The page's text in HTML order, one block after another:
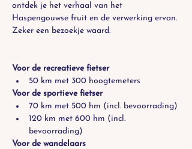
ontdek je het verhaal van het
Haspengouwse fruit en de verwerking ervan.
Zeker een bezoekje waard.
Voor de recreatieve fietser
50 km met 300 hoogtemeters
Voor de sportieve fietser
70 km met 500 hm (incl. bevoorrading)
120 km met 600 hm (incl.
bevoorrading)
Voor de wandelaars